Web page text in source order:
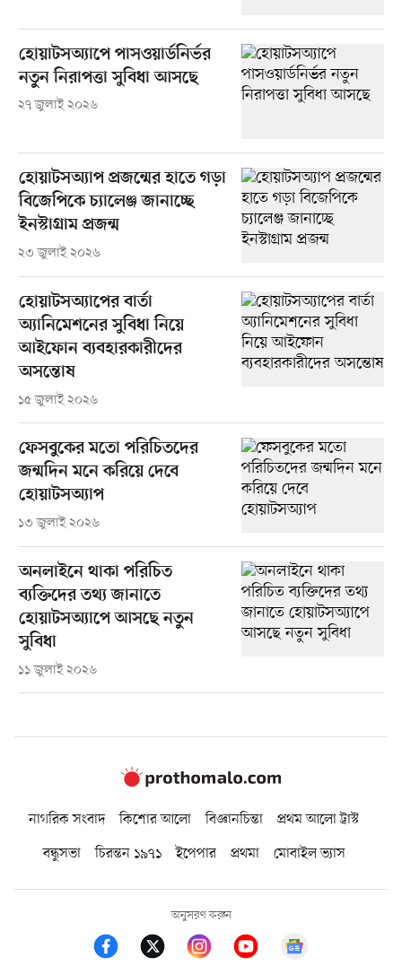
হোয়াটসঅ্যাপে পাসওয়ার্ডনির্ভর
নতুন নিরাপত্তা সুবিধা আসছে
২৭ জুলাই ২০২৬
হোয়াটসঅ্যাপ প্রজন্মের হাতে গড়া
বিজেপিকে চ্যালেঞ্জ জানাচ্ছে
ইনস্টাগ্রাম প্রজন্ম
২৩ জুলাই ২০২৬
হোয়াটসঅ্যাপের বার্তা
অ্যানিমেশনের সুবিধা নিয়ে
আইফোন ব্যবহারকারীদের
অসন্তোষ
১৫ জুলাই ২০২৬
ফেসবুকের মতো পরিচিতদের
জন্মদিন মনে করিয়ে দেবে
হোয়াটসঅ্যাপ
১৩ জুলাই ২০২৬
অনলাইনে থাকা পরিচিত
ব্যক্তিদের তথ্য জানাতে
হোয়াটসঅ্যাপে আসছে নতুন
সুবিধা
১১ জুলাই ২০২৬
নাগরিক সংবাদ কিশোর আলো বিজ্ঞানচিন্তা
প্রথম আলো ট্রাস্ট
বন্ধুসভা
চিরন্তন ১৯৭১ ইপেপার প্রথমা মোবাইল ভ্যাস
অনুসরণ করুন